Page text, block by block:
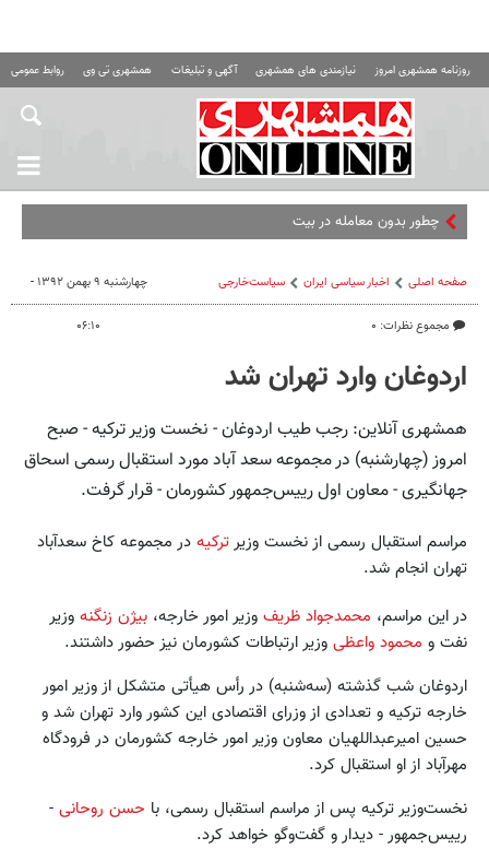
روزنامه همشهری امروز نیازمندی های همشهری آگهی و تبلیغات همشهری تی وی روابط عمومی
چطور بدون معامله در بیت‌پین از ار
صفحه اصلی اخبار سیاسی ایران سیاست‌خارجی
مجموع نظرات: ۰
چهارشنبه ۹ بهمن ۱۳۹۲ -
۰۶:۱۰
اردوغان وارد تهران شد
همشهری آنلاین: رجب طیب اردوغان - نخست وزیر ترکیه - صبح
امروز (چهارشنبه) در مجموعه سعد آباد مورد استقبال رسمی اسحاق
جهانگیری - معاون اول رییس‌جمهور کشورمان - قرار گرفت.
مراسم استقبال رسمی از نخست وزیرترکیه در مجموعه کاخ سعدآباد
تهران انجام شد.
در این مراسم، محمدجواد ظریف وزیر امور خارجه، بیژن زنگنه وزیر
نفت و محمود واعظی وزیر ارتباطات کشورمان نیز حضور داشتند.
اردوغان شب گذشته (سه‌شنبه) در رأس هیأتی متشکل از وزیر امور
خارجه ترکیه و تعدادی از وزرای اقتصادی این کشور وارد تهران شد و
حسین امیرعبداللهیان معاون وزیر امور خارجه کشورمان در فرودگاه
مهرآباد از او استقبال کرد.
نخست‌وزیر ترکیه پس از مراسم استقبال رسمی، با حسن روحانی -
رییس‌جمهور - دیدار و گفت‌وگو خواهد کرد.